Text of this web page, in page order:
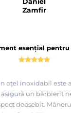
esențial
oțel inoxidabil este
asigură un bărbierit
deosebit.
Zamfir